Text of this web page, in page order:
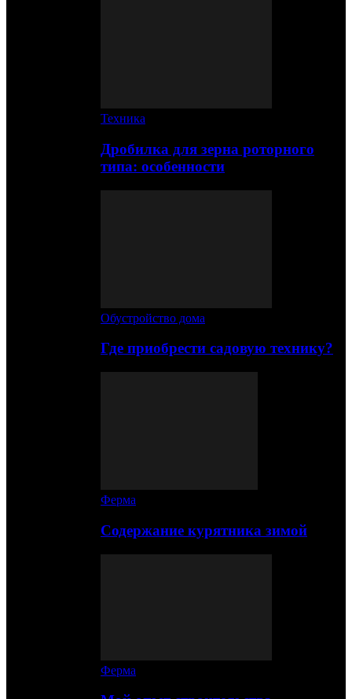
Техника
Дробилка для зерна роторного
типа: особенности
Обустройство дома
Где приобрести садовую технику?
Ферма
Содержание курятника зимой
Ферма